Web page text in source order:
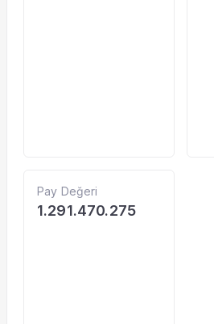
Pay Değeri
1.291.470.275